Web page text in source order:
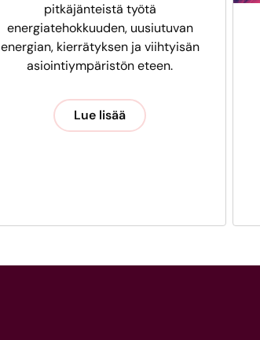
pitkäjänteistä työtä
energiatehokkuuden, uusiutuvan
energian, kierrätyksen ja viihtyisän
asiointiympäristön eteen.
Lue lisää